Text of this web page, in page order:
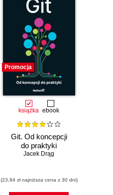
Promocja
książka ebook
Git. Od koncepcji
do praktyki
Jacek Drąg
(23,94 zł najniższa cena z 30 dni)